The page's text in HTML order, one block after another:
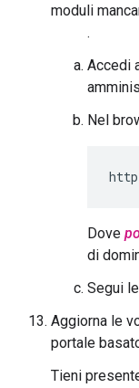
moduli
.
Accedi
Nel
Dove
di
Segui
Aggiorna le
portale
Tieni